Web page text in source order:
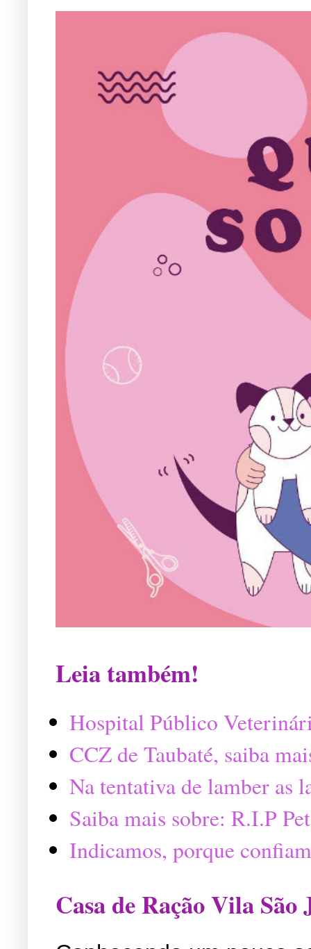
Leia também!
Hospital Público
CCZ de Taubaté, saiba
Na tentativa de lamber as
Saiba mais sobre: R.I.P
Indicamos, porque
Casa de Ração Vila São